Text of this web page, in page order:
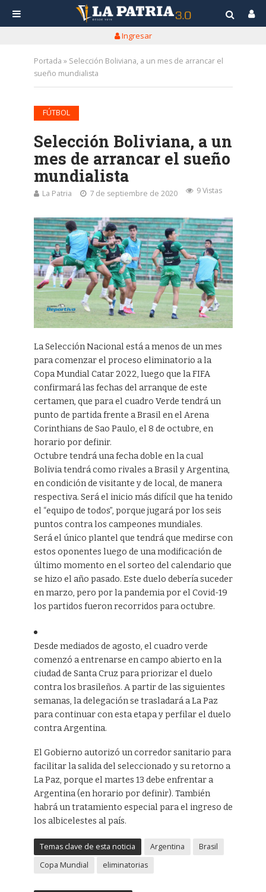
Ingresar
Portada » Selección Boliviana, a un mes de arrancar el
sueño mundialista
FÚTBOL
Selección Boliviana, a un
mes de arrancar el sueño
mundialista
La Patria 7 de septiembre de 2020 9 Vistas
La Selección Nacional está a menos de un mes
para comenzar el proceso eliminatorio a la
Copa Mundial Catar 2022, luego que la FIFA
confirmará las fechas del arranque de este
certamen, que para el cuadro Verde tendrá un
punto de partida frente a Brasil en el Arena
Corinthians de Sao Paulo, el 8 de octubre, en
horario por definir.
Octubre tendrá una fecha doble en la cual
Bolivia tendrá como rivales a Brasil y Argentina,
en condición de visitante y de local, de manera
respectiva. Será el inicio más difícil que ha tenido
el “equipo de todos”, porque jugará por los seis
puntos contra los campeones mundiales.
Será el único plantel que tendrá que medirse con
estos oponentes luego de una modificación de
último momento en el sorteo del calendario que
se hizo el año pasado. Este duelo debería suceder
en marzo, pero por la pandemia por el Covid-19
los partidos fueron recorridos para octubre.
Desde mediados de agosto, el cuadro verde
comenzó a entrenarse en campo abierto en la
ciudad de Santa Cruz para priorizar el duelo
contra los brasileños. A partir de las siguientes
semanas, la delegación se trasladará a La Paz
para continuar con esta etapa y perfilar el duelo
contra Argentina.
El Gobierno autorizó un corredor sanitario para
facilitar la salida del seleccionado y su retorno a
La Paz, porque el martes 13 debe enfrentar a
Argentina (en horario por definir). También
habrá un tratamiento especial para el ingreso de
los albicelestes al país.
Temas clave de esta noticia Argentina
Brasil
Copa Mundial
eliminatorias